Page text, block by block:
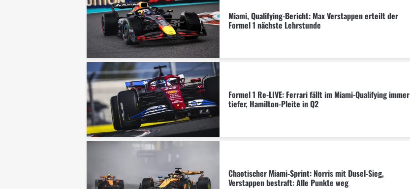
Miami, Qualifying-Bericht: Max Verstappen erteilt der
Formel 1 nächste Lehrstunde
Formel 1 Re-LIVE: Ferrari fällt im Miami-Qualifying immer
tiefer, Hamilton-Pleite in Q2
Chaotischer Miami-Sprint: Norris mit Dusel-Sieg,
Verstappen bestraft: Alle Punkte weg